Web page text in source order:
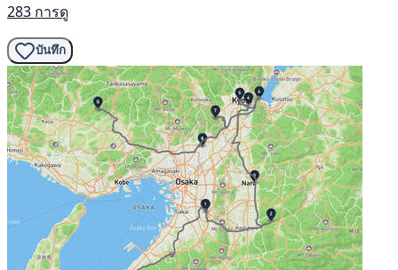
283 การดู
บันทึก